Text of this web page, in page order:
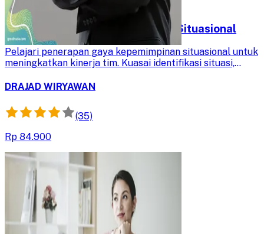
Penerapan Gaya Kepemimpinan Situasional
Pelajari penerapan gaya kepemimpinan situasional untuk
meningkatkan kinerja tim. Kuasai identifikasi situasi,
kepemimpinan demi mencapai target.
DRAJAD WIRYAWAN
(35)
Rp 84.900